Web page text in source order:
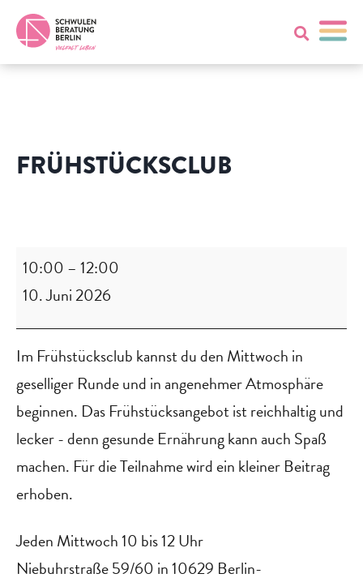
FRÜHSTÜCKSCLUB
10:00 – 12:00
10. Juni 2026
Im Frühstücksclub kannst du den Mittwoch in
geselliger Runde und in angenehmer Atmosphäre
beginnen. Das Frühstücksangebot ist reichhaltig und
lecker - denn gesunde Ernährung kann auch Spaß
machen. Für die Teilnahme wird ein kleiner Beitrag
erhoben.
Jeden Mittwoch 10 bis 12 Uhr
Niebuhrstraße 59/60 in 10629 Berlin-